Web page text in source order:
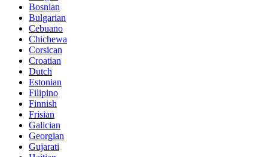
Bosnian
Bulgarian
Cebuano
Chichewa
Corsican
Croatian
Dutch
Estonian
Filipino
Finnish
Frisian
Galician
Georgian
Gujarati